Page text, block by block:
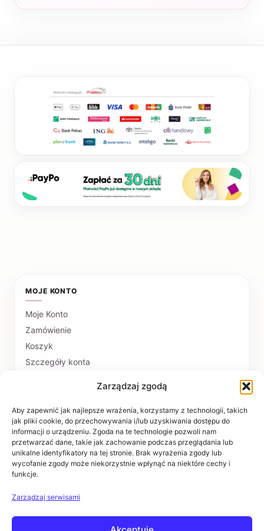
Zarządzaj zgodą
Aby zapewnić jak najlepsze wrażenia, korzystamy z technologii, takich
jak pliki cookie, do przechowywania i/lub uzyskiwania dostępu do
informacji o urządzeniu. Zgoda na te technologie pozwoli nam
przetwarzać dane, takie jak zachowanie podczas przeglądania lub
unikalne identyfikatory na tej stronie. Brak wyrażenia zgody lub
wycofanie zgody może niekorzystnie wpłynąć na niektóre cechy i
funkcje.
Zarządzaj serwisami
MOJE KONTO
Moje Konto
Zamówienie
Koszyk
Szczegóły konta
PŁATNOŚCI I DOSTAWA
Formy płatności
Czas realizacji i koszty dostawy
INFORMACJE
Regulaminy